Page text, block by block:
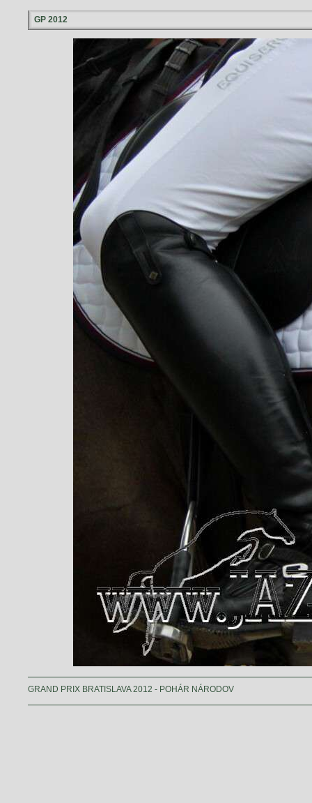
GP 2012
GRAND PRIX BRATISLAVA 2012 - POHÁR NÁRODOV